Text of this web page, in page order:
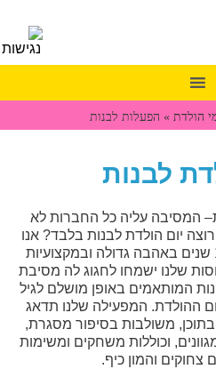
הולדת » הפעלות לבנות
לבנות
המסיבה עליה כל החברות לא
יום הולדת לבנות בלבד? אנו
מפעילים ימי הולדת כבר 18 שנים באהבה גדולה ובמקצועיות
שלנו ישמחו לחגוג לה מסיבת
המותאמים באופן מושלם לגיל
ההולדת. המפעילה שלנו תדאג
בתוכן, משולבות בסיפור מסגרת,
וכוללות משחקים ומשימות
צחוקים והמון כיף.